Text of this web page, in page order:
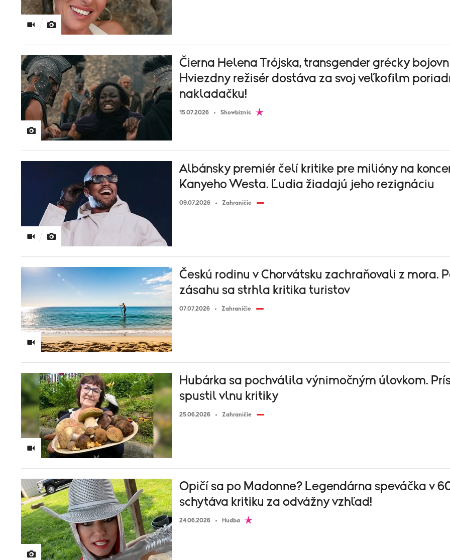
Čierna Helena Trójska, transgender grécky
Hviezdny režisér dostáva za svoj veľkofilm
nakladačku!
15.07.2026 Showbiznis
Albánsky premiér čelí kritike pre milióny na
Kanyeho Westa. Ľudia žiadajú jeho rezignáciu
09.07.2026 Zahraničie
Českú rodinu v Chorvátsku zachraňovali z mora.
zásahu sa strhla kritika turistov
07.07.2026 Zahraničie
Hubárka sa pochválila výnimočným úlovkom.
spustil vlnu kritiky
25.06.2026 Zahraničie
Opičí sa po Madonne? Legendárna speváčka v
schytáva kritiku za odvážny vzhľad!
24.06.2026 Hudba